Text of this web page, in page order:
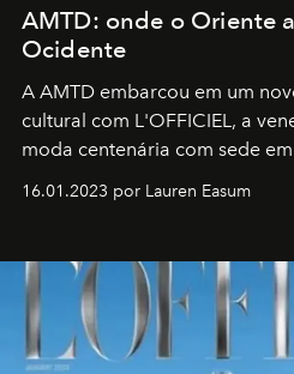
AMTD: onde o Oriente
Ocidente
A AMTD embarcou em um
cultural com L'OFFICIEL, a
moda centenária com sede em
16.01.2023 por Lauren Easum